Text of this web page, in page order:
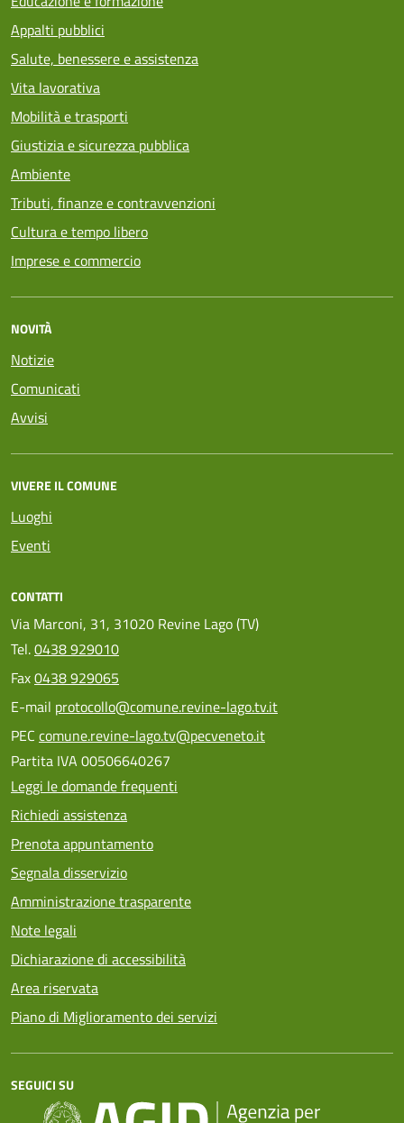
Appalti pubblici
Salute, benessere e assistenza
Vita lavorativa
Mobilità e trasporti
Giustizia e sicurezza pubblica
Ambiente
Tributi, finanze e contravvenzioni
Cultura e tempo libero
Imprese e commercio
NOVITÀ
Notizie
Comunicati
Avvisi
VIVERE IL COMUNE
Luoghi
Eventi
CONTATTI
Via Marconi, 31, 31020 Revine Lago (TV)
Tel.0438 929010
Fax0438 929065
E-mail protocollo@comune.revine-lago.tv.it
PEC comune.revine-lago.tv@pecveneto.it
Partita IVA 00506640267
Leggi le domande frequenti
Richiedi assistenza
Prenota appuntamento
Segnala disservizio
Amministrazione trasparente
Note legali
Dichiarazione di accessibilità
Area riservata
Piano di Miglioramento dei servizi
SEGUICI SU